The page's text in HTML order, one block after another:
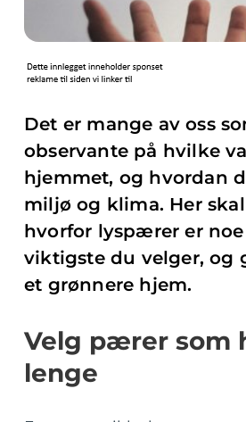
Det er mange av oss
observante på hvilke
hjemmet, og hvordan
miljø og klima. Her
hvorfor lyspærer er
viktigste du velger, og
et grønnere hjem.
Velg pærer som
lenge